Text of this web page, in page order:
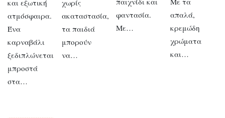
και εξωτική
ατμόσφαιρα.
Ένα
καρναβάλι
ξεδιπλώνεται
μπροστά
στα…
χωρίς
ακαταστασία,
τα παιδιά
μπορούν
να…
φαντασία.
Με…
απαλά,
κρεμώδη
χρώματα
και…